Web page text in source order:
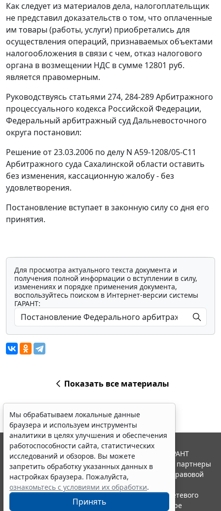
Как следует из материалов дела, налогоплательщик
не представил доказательств о том, что оплаченные
им товары (работы, услуги) приобретались для
осуществления операций, признаваемых объектами
налогообложения в связи с чем, отказ налогового
органа в возмещении НДС в сумме 12801 руб.
является правомерным.
Руководствуясь статьями 274, 284-289Арбитражного
процессуального кодекса Российской Федерации,
Федеральный арбитражный суд Дальневосточного
округа постановил:
Решение от 23.03.2006 по делу N А59-1208/05-С11
Арбитражного суда Сахалинской области оставить
без изменения, кассационную жалобу - без
удовлетворения.
Постановление вступает в законную силу со дня его
принятия.
Для просмотра актуального текста документа и
получения полной информации о вступлении в силу,
изменениях и порядке применения документа,
воспользуйтесь поиском в Интернет-версии системы
ГАРАНТ:
Показать все материалы
Мы обрабатываем локальные данные
браузера и используем инструменты
аналитики в целях улучшения и обеспечения
работоспособности сайта, статистических
исследований и обзоров. Вы можете
запретить обработку указанных данных в
настройках браузера. Пожалуйста,
ознакомьтесь с условиями их обработки.
Принять
© ООО "НПП "ГАРАНТ-СЕРВИС", 2026. Система ГАРАНТ
выпускается с 1990 года. Компания "Гарант" и ее партнеры
являются участниками Российской ассоциации правовой
информации ГАРАНТ.
Портал ГАРАНТ.РУ зарегистрирован в качестве сетевого
издания Федеральной службой по надзору в сфере